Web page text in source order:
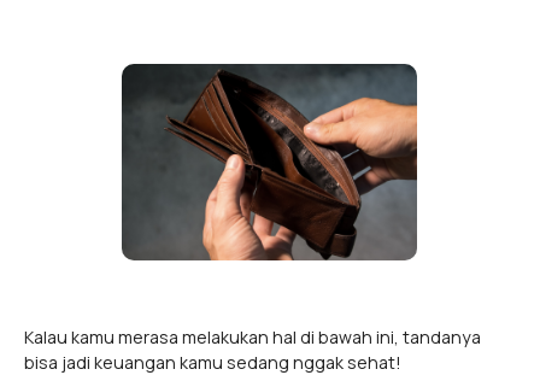
Kalau kamu merasa melakukan hal di bawah ini, tandanya
bisa jadi keuangan kamu sedang nggak sehat!